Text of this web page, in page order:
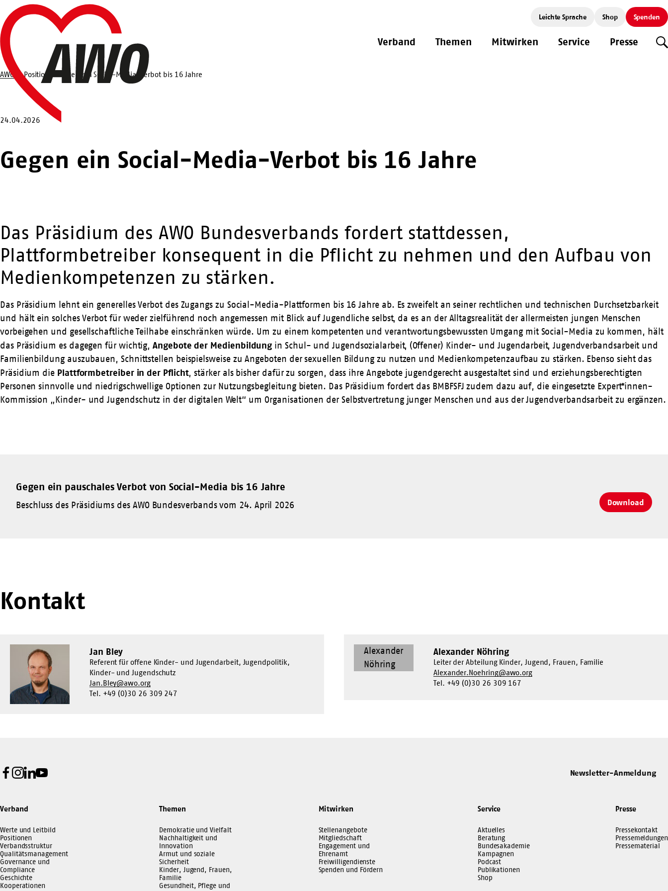
Zum
Hauptinhalt
springen
Startseite
Leichte Sprache Shop Spenden
Verband Themen Mitwirken Service Presse
Suche
AWO Position Gegen ein Social-Media-Verbot bis 16 Jahre
24.04.2026
Gegen ein Social-Media-Verbot bis 16 Jahre
Das Präsidium des AWO Bundesverbands fordert stattdessen,
Plattformbetreiber konsequent in die Pflicht zu nehmen und den Aufbau von
Medienkompetenzen zu stärken.
Das Präsidium lehnt ein generelles Verbot des Zugangs zu Social-Media-Plattformen bis 16 Jahre ab. Es zweifelt an seiner rechtlichen und technischen Durchsetzbarkeit
und hält ein solches Verbot für weder zielführend noch angemessen mit Blick auf Jugendliche selbst, da es an der Alltagsrealität der allermeisten jungen Menschen
vorbeigehen und gesellschaftliche Teilhabe einschränken würde. Um zu einem kompetenten und verantwortungsbewussten Umgang mit Social-Media zu kommen, hält
das Präsidium es dagegen für wichtig,Angebote der Medienbildung in Schul- und Jugendsozialarbeit, (Offener) Kinder- und Jugendarbeit, Jugendverbandsarbeit und
Familienbildung auszubauen, Schnittstellen beispielsweise zu Angeboten der sexuellen Bildung zu nutzen und Medienkompetenzaufbau zu stärken. Ebenso sieht das
Präsidium die Plattformbetreiber in der Pflicht, stärker als bisher dafür zu sorgen, dass ihre Angebote jugendgerecht ausgestaltet sind und erziehungsberechtigten
Personen sinnvolle und niedrigschwellige Optionen zur Nutzungsbegleitung bieten. Das Präsidium fordert das BMBFSFJ zudem dazu auf, die eingesetzte Expert*innen-
Kommission „Kinder- und Jugendschutz in der digitalen Welt“ um Organisationen der Selbstvertretung junger Menschen und aus der Jugendverbandsarbeit zu ergänzen.
Gegen ein pauschales Verbot von Social-Media bis 16 Jahre
Beschluss des Präsidiums des AWO Bundesverbands vom 24. April 2026 Download
Kontakt
Jan Bley
Referent für offene Kinder- und Jugendarbeit, Jugendpolitik,
Kinder- und Jugendschutz
Jan.Bley@awo.org
Tel. +49 (0)30 26 309 247
Alexander Nöhring
Leiter der Abteilung Kinder, Jugend, Frauen, Familie
Alexander.Noehring@awo.org
Tel. +49 (0)30 26 309 167
Facebook
Instagram
LinkedIn
Youtube Newsletter-Anmeldung
Verband
Werte und Leitbild
Positionen
Verbandsstruktur
Qualitätsmanagement
Governance und
Compliance
Geschichte
Kooperationen
Themen
Demokratie und Vielfalt
Nachhaltigkeit und
Innovation
Armut und soziale
Sicherheit
Kinder, Jugend, Frauen,
Familie
Gesundheit, Pflege und
Mitwirken
Stellenangebote
Mitgliedschaft
Engagement und
Ehrenamt
Freiwilligendienste
Spenden und Fördern
Service
Aktuelles
Beratung
Bundesakademie
Kampagnen
Podcast
Publikationen
Shop
Presse
Pressekontakt
Pressemeldungen
Pressematerial